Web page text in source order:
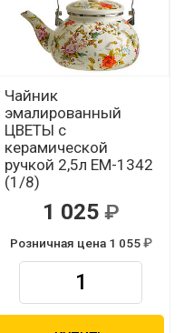
Чайник
эмалированный
ЦВЕТЫ с
керамической
ручкой 2,5л EM-1342
(1/8)
1 025
Розничная цена 1 055